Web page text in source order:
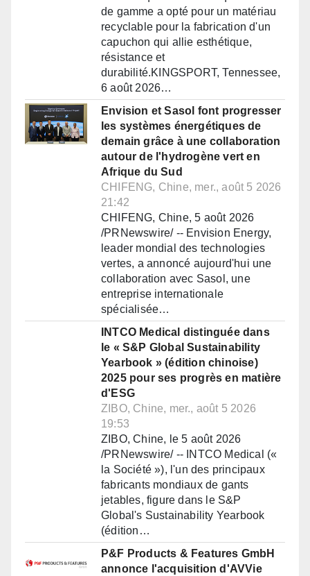
de gamme a opté pour un matériau
recyclable pour la fabrication d'un
capuchon qui allie esthétique,
résistance et
durabilité.KINGSPORT, Tennessee,
6 août 2026…
Envision et Sasol font progresser
les systèmes énergétiques de
demain grâce à une collaboration
autour de l'hydrogène vert en
Afrique du Sud
CHIFENG, Chine, mer., août 5 2026
21:42
CHIFENG, Chine, 5 août 2026
/PRNewswire/ -- Envision Energy,
leader mondial des technologies
vertes, a annoncé aujourd'hui une
collaboration avec Sasol, une
entreprise internationale
spécialisée…
INTCO Medical distinguée dans
le « S&P Global Sustainability
Yearbook » (édition chinoise)
2025 pour ses progrès en matière
d'ESG
ZIBO, Chine, mer., août 5 2026
19:53
ZIBO, Chine, le 5 août 2026
/PRNewswire/ -- INTCO Medical («
la Société »), l'un des principaux
fabricants mondiaux de gants
jetables, figure dans le S&P
Global's Sustainability Yearbook
(édition…
P&F Products & Features GmbH
annonce l'acquisition d'AVVie